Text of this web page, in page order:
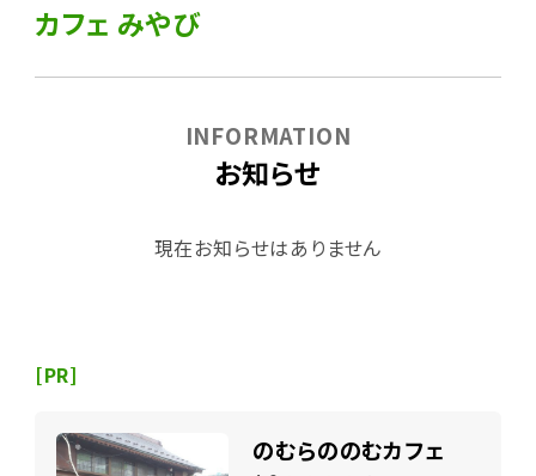
カフェ みやび
お知らせ
INFORMATION
現在お知らせはありません
[PR]
のむらののむカフェ